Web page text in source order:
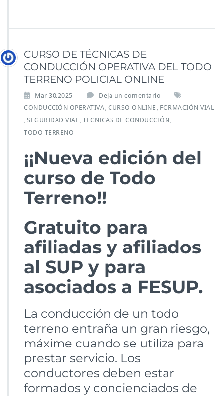
CURSO DE TÉCNICAS DE
CONDUCCIÓN OPERATIVA DEL TODO
TERRENO POLICIAL ONLINE
Mar 30,2025
Deja un comentario
CONDUCCIÓN OPERATIVA CURSO ONLINE FORMACIÓN VIAL
SEGURIDAD VIAL TECNICAS DE CONDUCCIÓN
TODO TERRENO
¡¡Nueva edición del
curso de Todo
Terreno!!
Gratuito para
afiliadas y afiliados
al SUP y para
asociados a FESUP.
La conducción de un todo
terreno entraña un gran riesgo,
máxime cuando se utiliza para
prestar servicio. Los
conductores deben estar
formados y concienciados de